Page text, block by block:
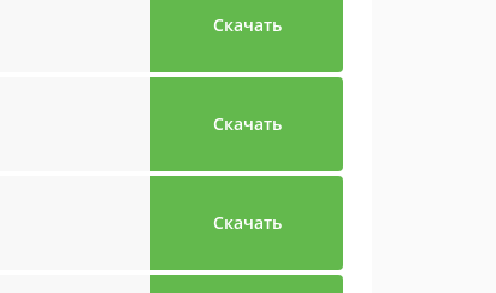
Скачать
Скачать
Скачать